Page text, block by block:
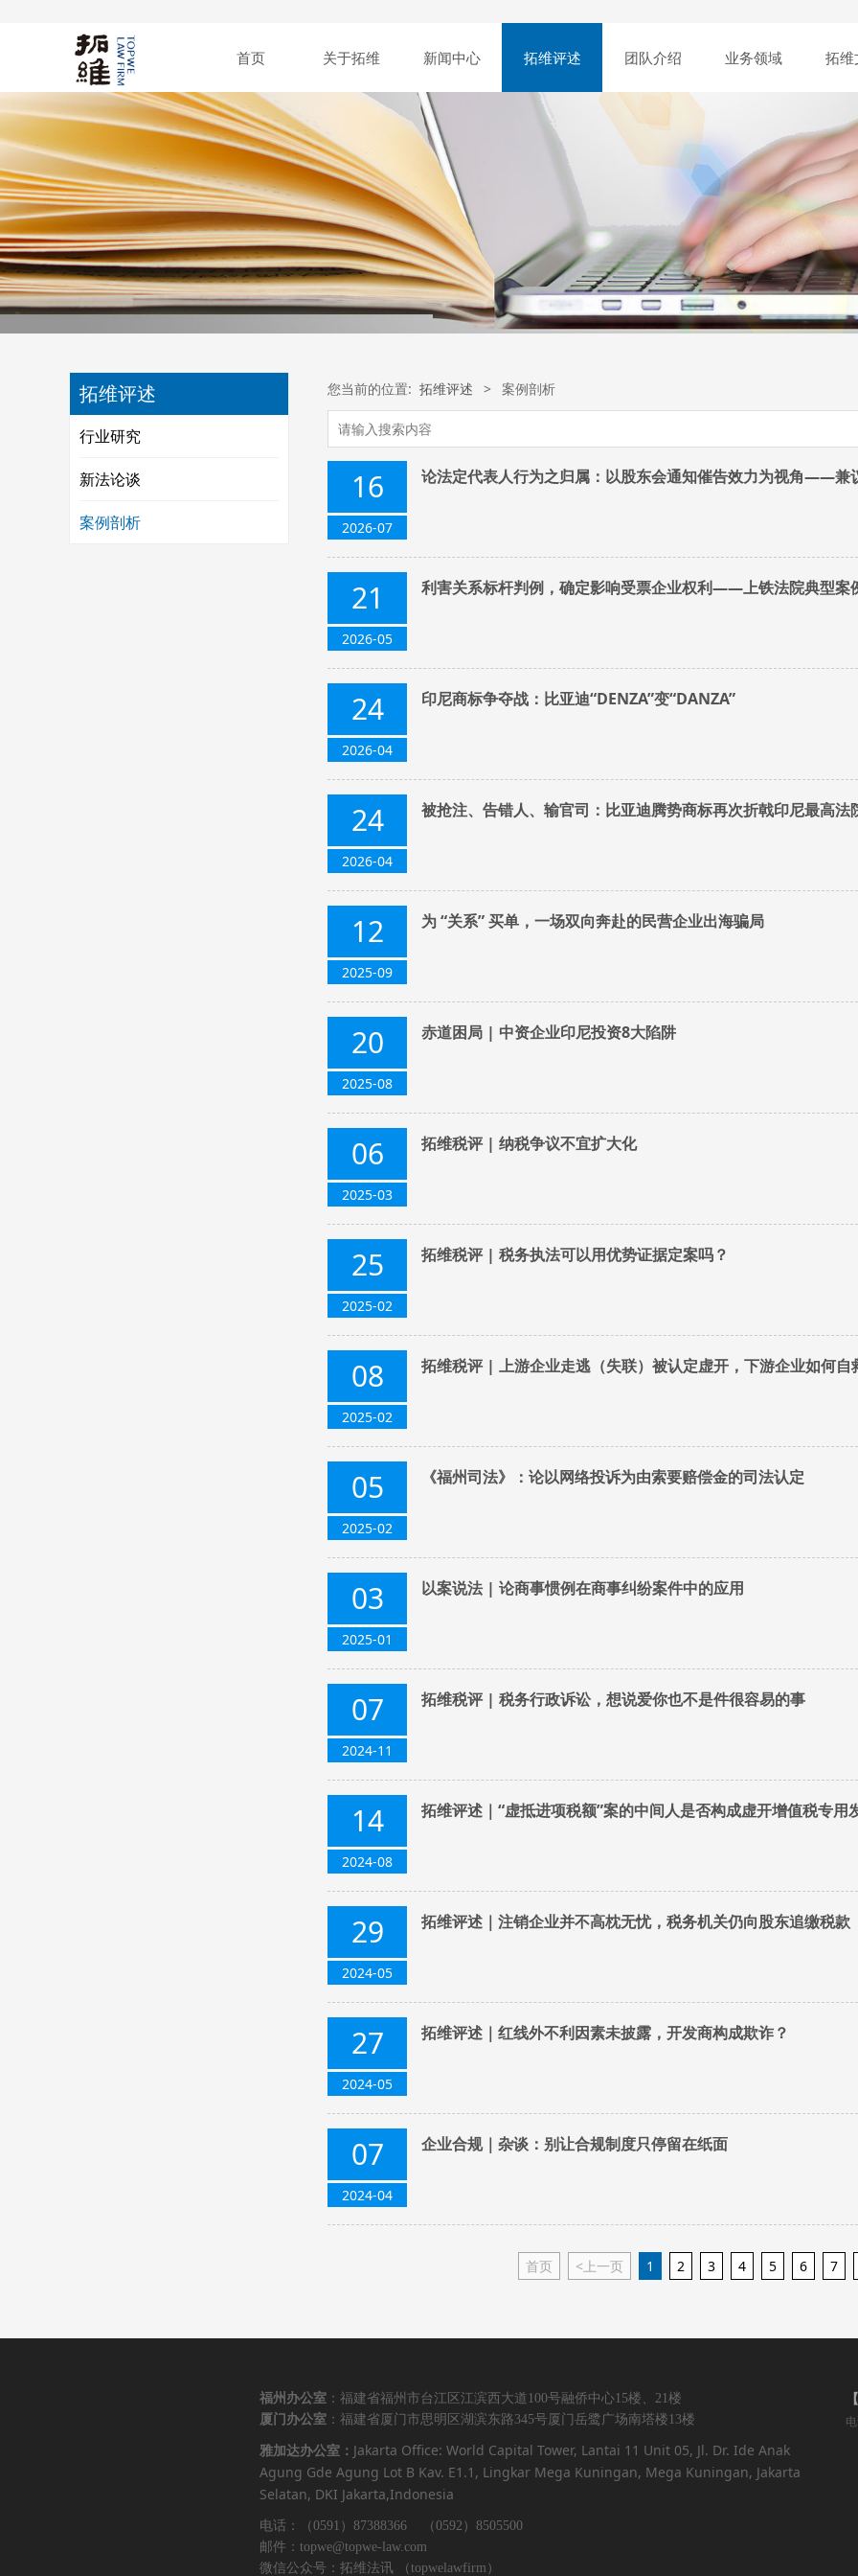
首页 关于拓维 新闻中心 拓维评述 团队介绍 业务领域 拓维
拓维评述
行业研究
新法论谈
案例剖析
您当前的位置: 拓维评述 > 案例剖析
16
2026-07
论法定代表人行为之归属：以股东会通知催告效力为视角——兼
21
2026-05
利害关系标杆判例，确定影响受票企业权利——上铁法院典型案
24
2026-04
印尼商标争夺战：比亚迪“DENZA”变“DANZA”
24
2026-04
被抢注、告错人、输官司：比亚迪腾势商标再次折戟印尼最高法
12
2025-09
为 “关系” 买单，一场双向奔赴的民营企业出海骗局
20
2025-08
赤道困局 | 中资企业印尼投资8大陷阱
06
2025-03
拓维税评 | 纳税争议不宜扩大化
25
2025-02
拓维税评 | 税务执法可以用优势证据定案吗？
08
2025-02
拓维税评 | 上游企业走逃（失联）被认定虚开，下游企业如何自
05
2025-02
《福州司法》：论以网络投诉为由索要赔偿金的司法认定
03
2025-01
以案说法 | 论商事惯例在商事纠纷案件中的应用
07
2024-11
拓维税评 | 税务行政诉讼，想说爱你也不是件很容易的事
14
2024-08
拓维评述｜“虚抵进项税额”案的中间人是否构成虚开增值税专用
29
2024-05
拓维评述｜注销企业并不高枕无忧，税务机关仍向股东追缴税款
27
2024-05
拓维评述｜红线外不利因素未披露，开发商构成欺诈？
07
2024-04
企业合规｜杂谈：别让合规制度只停留在纸面
首页 <上一页 1 2 3 4 5 6 7
福州办公室 ：福建省福州市台江区江滨西大道100号融侨中心15楼、21楼
厦门办公室 ：福建省厦门市思明区湖滨东路345号厦门岳鹭广场南塔楼13楼
雅加达办公室： Jakarta Office: World Capital Tower, Lantai 11 Unit 05, Jl. Dr. Ide Anak
Agung Gde Agung Lot B Kav. E1.1, Lingkar Mega Kuningan, Mega Kuningan, Jakarta
Selatan, DKI Jakarta,Indonesia
电话：（0591）87388366 （0592）8505500
邮件：topwe@topwe-law.com
微信公众号：拓维法讯 （topwelawfirm）